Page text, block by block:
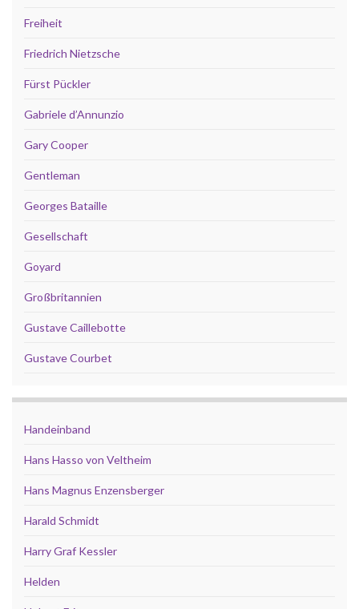
Freiheit
Friedrich Nietzsche
Fürst Pückler
Gabriele d’Annunzio
Gary Cooper
Gentleman
Georges Bataille
Gesellschaft
Goyard
Großbritannien
Gustave Caillebotte
Gustave Courbet
Handeinband
Hans Hasso von Veltheim
Hans Magnus Enzensberger
Harald Schmidt
Harry Graf Kessler
Helden